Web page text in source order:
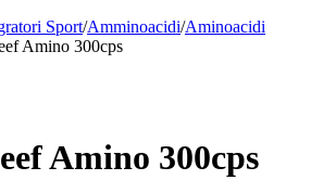
Sport/Amminoacidi/Aminoacidi
Amino 300cps
Amino 300cps